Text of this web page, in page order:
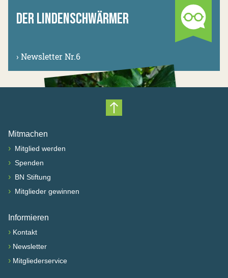
DER LINDENSCHWÄRMER
› Newsletter Nr.6
Nach oben scrollen
Mitmachen
› Mitglied werden
› Spenden
› BN Stiftung
› Mitglieder gewinnen
Informieren
› Kontakt
› Newsletter
› Mitgliederservice